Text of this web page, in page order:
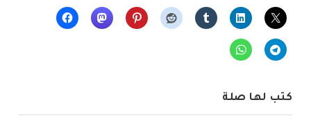
كتب لها صلة